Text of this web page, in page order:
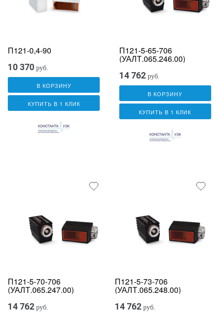
П121-0,4-90
10 370 руб.
В КОРЗИНУ
КУПИТЬ В 1 КЛИК
П121-5-65-706
(УАЛТ.065.246.00)
14 762 руб.
В КОРЗИНУ
КУПИТЬ В 1 КЛИК
П121-5-70-706
(УАЛТ.065.247.00)
14 762 руб.
П121-5-73-706
(УАЛТ.065.248.00)
14 762 руб.